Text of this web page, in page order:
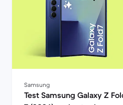
Samsung
Test Samsung Galaxy Z